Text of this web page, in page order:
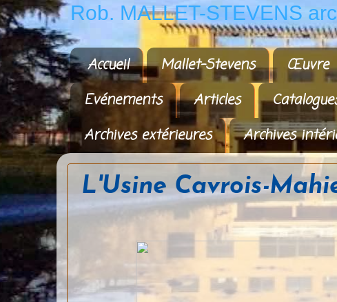
Rob. MALLET-STEVENS
Accueil Mallet-Stevens Œuvre
Evénements
Articles
Archives extérieures
Archives
L'Usine Cavrois-